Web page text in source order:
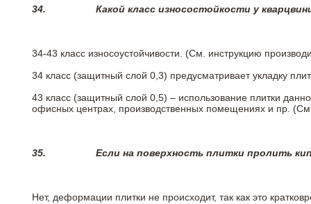
34. Какой класс износостойкости у
34-43 класс износоустойчивости. (См. инструкцию
34 класс (защитный слой 0,3) предусматривает укладку
43 класс (защитный слой 0,5) – использование плитки
офисных центрах, производственных помещениях и пр.
35. Если на поверхность плитки пролить
Нет, деформации плитки не происходит, так как это